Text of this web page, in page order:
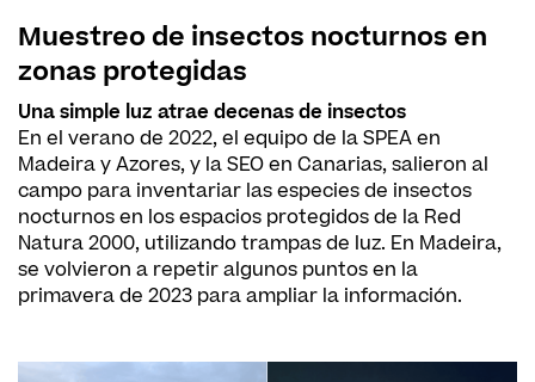
Muestreo de insectos nocturnos en
zonas protegidas
Una simple luz atrae decenas de insectos
En el verano de 2022, el equipo de la SPEA en
Madeira y Azores, y la SEO en Canarias, salieron al
campo para inventariar las especies de insectos
nocturnos en los espacios protegidos de la Red
Natura 2000, utilizando trampas de luz. En Madeira,
se volvieron a repetir algunos puntos en la
primavera de 2023 para ampliar la información.